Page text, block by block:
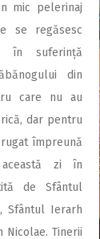
mic pelerinaj
se regăsesc
în suferință
din
care nu au
dar pentru
împreună
zi în
de Sfântul
Sfântul Ierarh
Tinerii